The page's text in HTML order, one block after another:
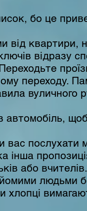
бо це
від квартири,
відразу
переходу.
вуличного
послухати
інша
або вчителів.
людьми